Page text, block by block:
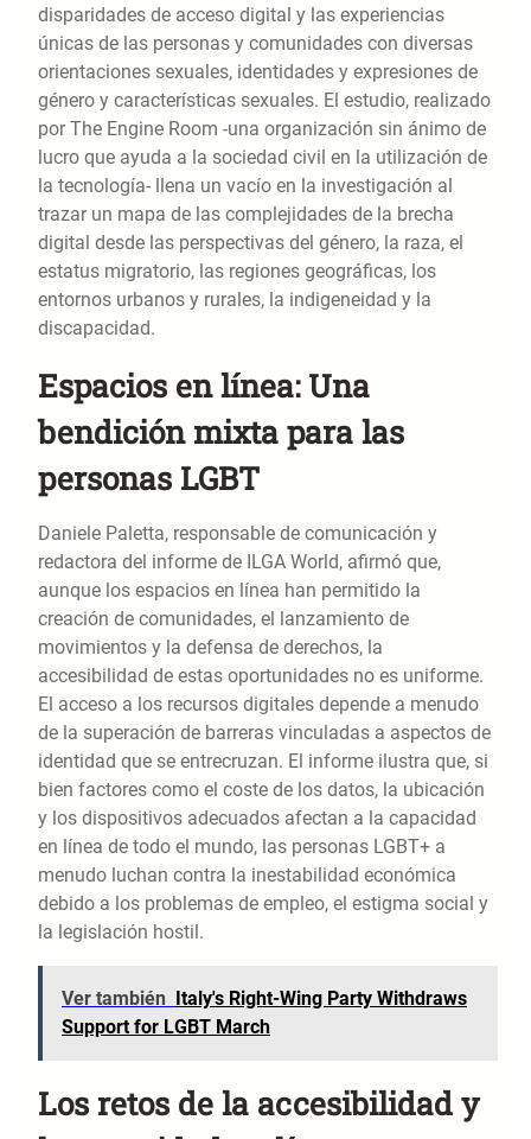
disparidades de acceso digital y las experiencias
únicas de las personas y comunidades con diversas
orientaciones sexuales, identidades y expresiones de
género y características sexuales. El estudio, realizado
por The Engine Room -una organización sin ánimo de
lucro que ayuda a la sociedad civil en la utilización de
la tecnología- llena un vacío en la investigación al
trazar un mapa de las complejidades de la brecha
digital desde las perspectivas del género, la raza, el
estatus migratorio, las regiones geográficas, los
entornos urbanos y rurales, la indigeneidad y la
discapacidad.
Espacios en línea: Una
bendición mixta para las
personas LGBT
Daniele Paletta, responsable de comunicación y
redactora del informe de ILGA World, afirmó que,
aunque los espacios en línea han permitido la
creación de comunidades, el lanzamiento de
movimientos y la defensa de derechos, la
accesibilidad de estas oportunidades no es uniforme.
El acceso a los recursos digitales depende a menudo
de la superación de barreras vinculadas a aspectos de
identidad que se entrecruzan. El informe ilustra que, si
bien factores como el coste de los datos, la ubicación
y los dispositivos adecuados afectan a la capacidad
en línea de todo el mundo, las personas LGBT+ a
menudo luchan contra la inestabilidad económica
debido a los problemas de empleo, el estigma social y
la legislación hostil.
Ver también
Italy's Right-Wing Party Withdraws
Support for LGBT March
Los retos de la accesibilidad y